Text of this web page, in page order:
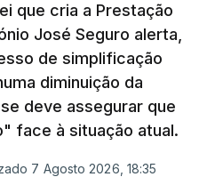
que cria a Prestação
José Seguro alerta,
de simplificação
diminuição da
deve assegurar que
face à situação atual.
7 Agosto 2026, 18:35